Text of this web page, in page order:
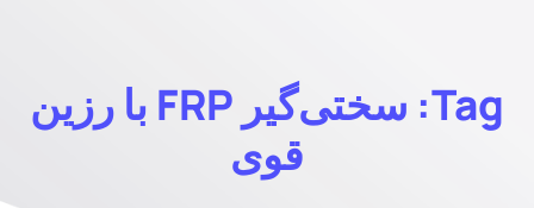
Tag: سختی‌گیر FRP با رزین
قوی